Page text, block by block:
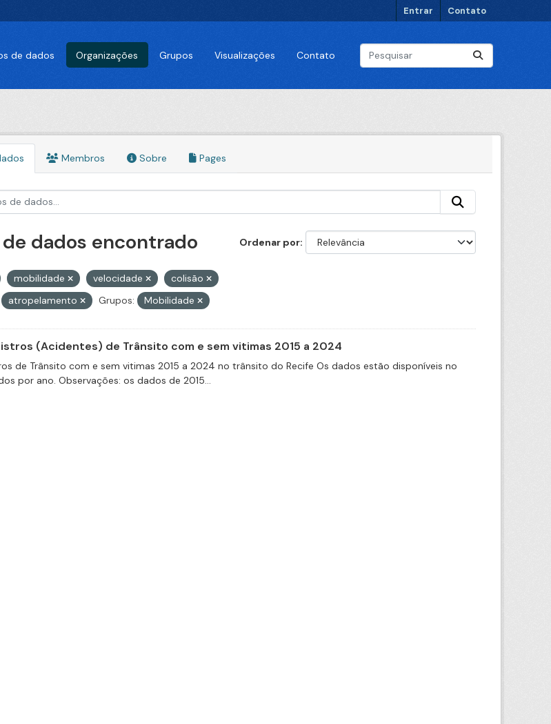
Entrar Contato
de dados Organizações Grupos Visualizações Contato
Membros Sobre Pages
Ordenar por
dados encontrado
mobilidade velocidade
colisão
atropelamento Grupos: Mobilidade
(Acidentes) de Trânsito com e sem vitimas 2015 a 2024
de Trânsito com e sem vitimas 2015 a 2024 no trânsito do Recife Os dados estão disponíveis no
por ano. Observações: os dados de 2015...